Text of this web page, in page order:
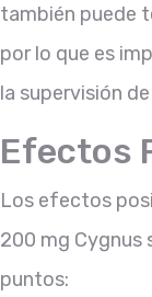
también puede
por lo que es
la supervisión
Efectos
Los efectos
200 mg Cygnus
puntos: